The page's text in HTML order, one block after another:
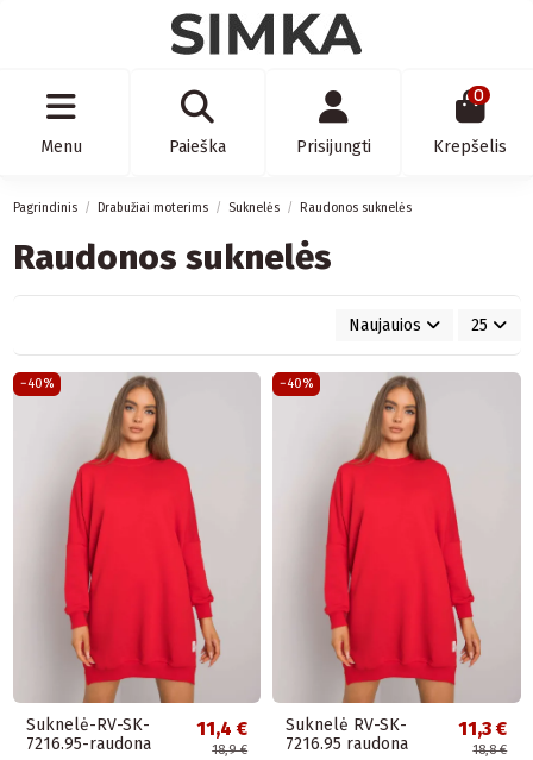
Menu Paieška Prisijungti
0
Krepšelis
Pagrindinis Drabužiai moterims Suknelės Raudonos suknelės
Raudonos suknelės
Naujauios 25
−40%
Suknelė-RV-SK-
7216.95-raudona
11,4 €
18,9 €
−40%
Suknelė RV-SK-
7216.95 raudona
11,3 €
18,8 €